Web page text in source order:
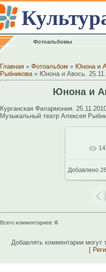
Фотоальбомы
Главная » Фотоальбом » Юнона и
Рыбникова» Юнона и Авось.
Юнона и
Курганская Филармония.
Музыкальный театр Алексея
В
Добавлено
Всего комментариев: 0
Добавлять комментарии могут
[